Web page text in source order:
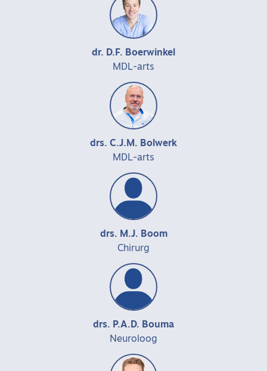
dr. D.F. Boerwinkel
MDL-arts
drs. C.J.M. Bolwerk
MDL-arts
drs. M.J. Boom
Chirurg
drs. P.A.D. Bouma
Neuroloog